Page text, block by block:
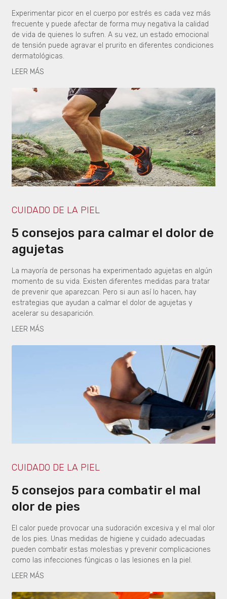
Experimentar picor en el cuerpo por estrés es cada vez más
frecuente y puede afectar de forma muy negativa la calidad
de vida de quienes lo sufren. A su vez, un estado emocional
de tensión puede agravar el prurito en diferentes condiciones
dermatológicas.
LEER MÁS
CUIDADO DE LA PIEL
5 consejos para calmar el dolor de
agujetas
La mayoría de personas ha experimentado agujetas en algún
momento de su vida. Existen diferentes medidas para tratar
de prevenir que aparezcan. Pero si aun así lo hacen, hay
estrategias que ayudan a calmar el dolor de agujetas y
acelerar su desaparición.
LEER MÁS
CUIDADO DE LA PIEL
5 consejos para combatir el mal
olor de pies
El calor puede provocar una sudoración excesiva y el mal olor
de los pies. Unas medidas de higiene y cuidado adecuadas
pueden combatir estas molestias y prevenir complicaciones
como las infecciones fúngicas o las lesiones en la piel.
LEER MÁS